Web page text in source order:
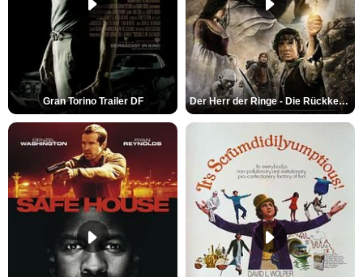
Gran Torino Trailer DF Der Herr der Ringe - Die Rückkehr des Königs Trailer OV